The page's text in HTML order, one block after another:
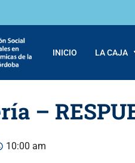
INICIO LA CAJA
–
10:00 am